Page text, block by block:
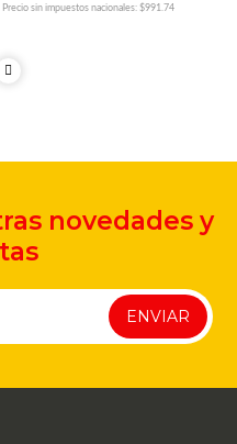
Precio sin impuestos nacionales: $991.74
novedades y
ENVIAR